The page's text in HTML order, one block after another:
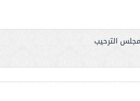
مجلس الترحيب